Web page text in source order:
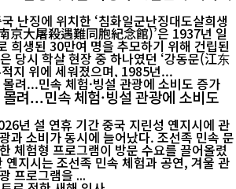
난징에 위치한 ‘침화일군난징대도살희생
京大屠殺遇難同胞紀念館)’은 1937년 일
희생된 30만여 명을 추모하기 위해 건립된
당시 학살 현장 중 하나였던 ‘강동문(江东
지 위에 세워졌으며, 1985년...
려...민속 체험·빙설 관광에 소비도
년 설 연휴 기간 중국 지린성 옌지시에 관
과 소비가 동시에 늘어났다. 조선족 민속 문
체험형 프로그램이 방문 수요를 끌어올렸
프로그램을 ...